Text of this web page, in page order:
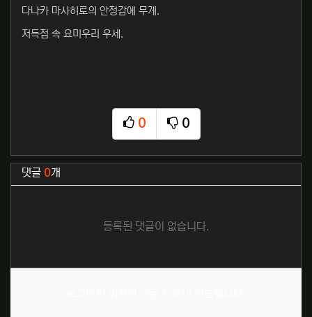
다나카 마사히로의 안정감에 무게.
저득점 속 요미우리 우세.
0
추천
0
비추천
관련자료
댓글 0개
등록된 댓글이 없습니다.